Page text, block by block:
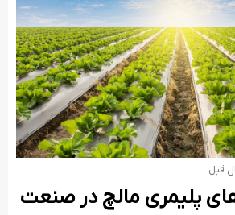
پلیمری مالچ در صنعت